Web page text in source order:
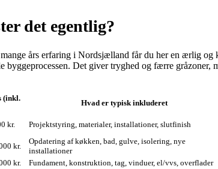
det egentlig?
års erfaring i Nordsjælland får du her en ærlig
byggeprocessen. Det giver tryghed og færre
(inkl.
Hvad er typisk inkluderet
kr. Projektstyring, materialer, installationer, slutfinish
kr.
Opdatering af køkken, bad, gulve, isolering, nye
installationer
kr. Fundament, konstruktion, tag, vinduer, el/vvs, overflader